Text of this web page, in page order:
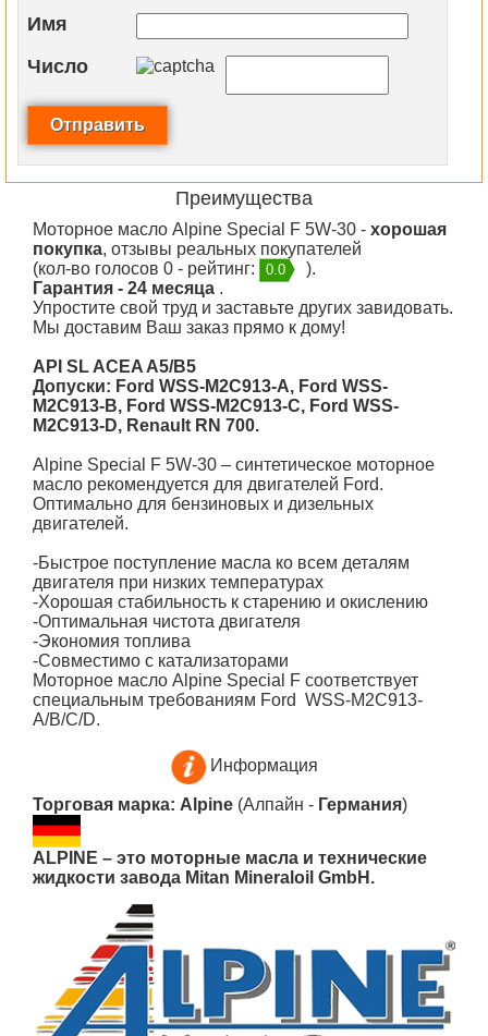
Имя
Число
Преимущества
Моторное масло Alpine Special F 5W-30 - хорошая
покупка, отзывы реальных покупателей
(кол-во голосов 0 - рейтинг:
0.0
).
Гарантия - 24 месяца .
Упростите свой труд и заставьте других завидовать.
Мы доставим Ваш заказ прямо к дому!
API SL ACEA A5/B5
Допуски: Ford WSS-M2C913-A, Ford WSS-
M2C913-B, Ford WSS-M2C913-C, Ford WSS-
M2C913-D, Renault RN 700.
Alpine Special F 5W-30 – синтетическое моторное
масло рекомендуется для двигателей Ford.
Оптимально для бензиновых и дизельных
двигателей.
-Быстрое поступление масла ко всем деталям
двигателя при низких температурах
-Хорошая стабильность к старению и окислению
-Оптимальная чистота двигателя
-Экономия топлива
-Совместимо с катализаторами
Моторное масло Alpine Special F соответствует
специальным требованиям Ford WSS-M2C913-
A/B/C/D.
Информация
Торговая марка: Alpine (Алпайн - Германия)
ALPINE – это моторные масла и технические
жидкости завода Mitan Mineraloil GmbH.